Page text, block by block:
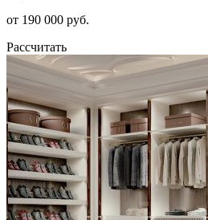
от 190 000 руб.
Рассчитать